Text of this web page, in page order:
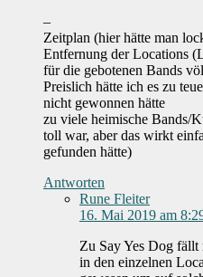
–
Zeitplan (hier hätte man
Entfernung der Locations
für die gebotenen Bands
Preislich hätte ich es zu
nicht gewonnen hätte
zu viele heimische Bands/
toll war, aber das wirkt
gefunden hätte)
Antworten
Rune Fleiter
16. Mai 2019 am
Zu Say Yes Dog fällt
in den einzelnen